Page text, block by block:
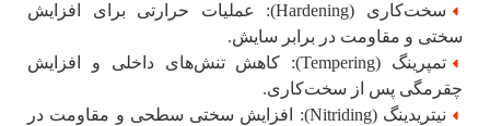
سخت‌کاری (Hardening): عملیات حرارتی برای افزایش
سختی و مقاومت در برابر سایش.
تمپرینگ (Tempering): کاهش تنش‌های داخلی و افزایش
چقرمگی پس از سخت‌کاری.
نیتریدینگ (Nitriding): افزایش سختی سطحی و مقاومت در